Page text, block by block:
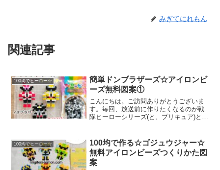
みぎてにれもん
関連記事
100均でヒーロー☆
簡単ドンブラザーズ☆アイロンビ
ーズ無料図案①
こんにちは。ご訪問ありがとうございま
す。毎回、放送前に作りたくなるのが戦
隊ヒーローシリーズ(と、プリキュア)とい
日の作品☆ドンブラザーズ今日と明日は
「暴太郎戦隊(あば...
100均でヒーロー☆
100均で作る☆ゴジュウジャー☆
無料アイロンビーズつくりかた図
案